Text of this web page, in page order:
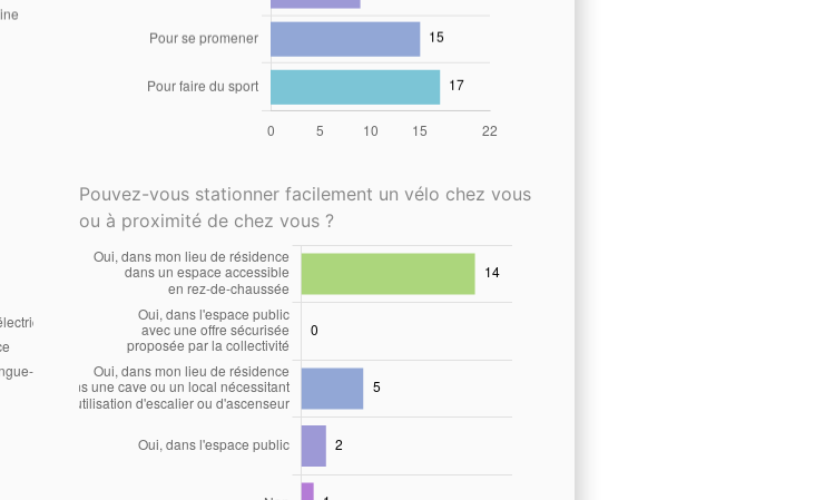
Pouvez-vous stationner facilement un vélo chez vous
ou à proximité de chez vous ?